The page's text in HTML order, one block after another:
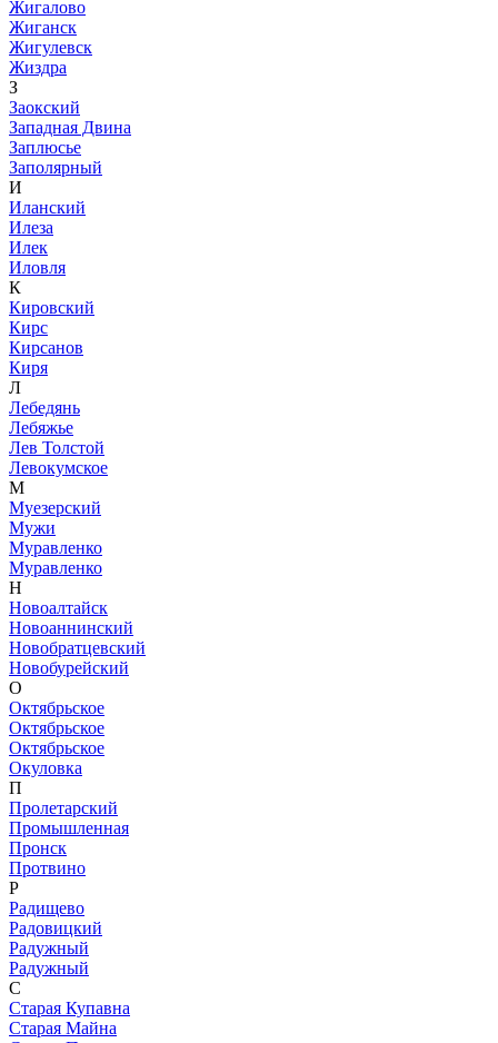
Жигалово
Жиганск
Жигулевск
Жиздра
З
Заокский
Западная Двина
Заплюсье
Заполярный
И
Иланский
Илеза
Илек
Иловля
К
Кировский
Кирс
Кирсанов
Киря
Л
Лебедянь
Лебяжье
Лев Толстой
Левокумское
М
Муезерский
Мужи
Муравленко
Муравленко
Н
Новоалтайск
Новоаннинский
Новобратцевский
Новобурейский
О
Октябрьское
Октябрьское
Октябрьское
Окуловка
П
Пролетарский
Промышленная
Пронск
Протвино
Р
Радищево
Радовицкий
Радужный
Радужный
С
Старая Купавна
Старая Майна